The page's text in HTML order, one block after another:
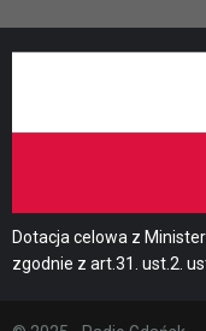
Dotacja celowa z
zgodnie z art.31. ust.2.